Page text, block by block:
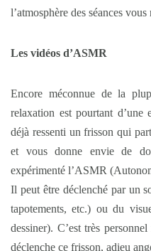
l’atmosphère des séances
Les vidéos d’ASMR
Encore méconnue de la
relaxation est pourtant d’une
déjà ressenti un frisson qui
et vous donne envie de
expérimenté l’ASMR
Il peut être déclenché par un
tapotements, etc.) ou du
dessiner). C’est très
déclenche ce frisson, adieu